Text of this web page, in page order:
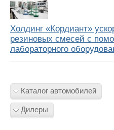
Холдинг «Кордиант»
резиновых смесей с
лабораторного
Каталог автомобилей
Дилеры